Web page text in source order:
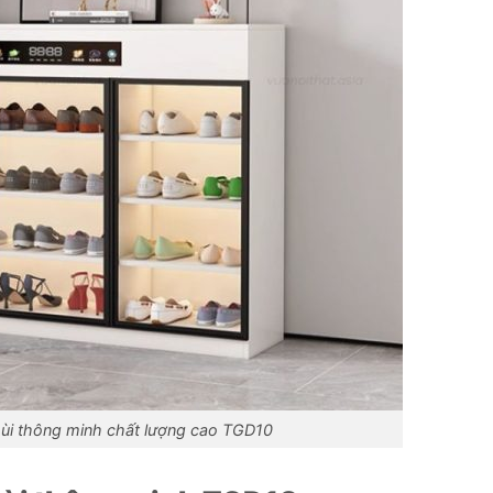
thông minh chất lượng cao TGD10